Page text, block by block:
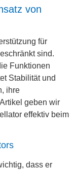
von
für
sind.
Funktionen
Stabilität und
ihre
geben wir
effektiv beim
dass er